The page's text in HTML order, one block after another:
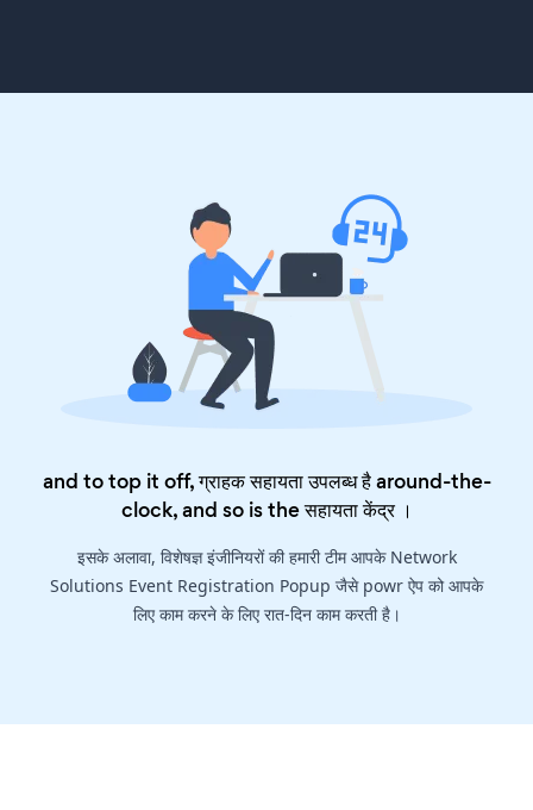
and to top it off, ग्राहक सहायता उपलब्ध है around-the-
clock, and so is theसहायता केंद्र।
इसके अलावा, विशेषज्ञ इंजीनियरों की हमारी टीम आपके Network
Solutions Event Registration Popup जैसे powr ऐप को आपके
लिए काम करने के लिए रात-दिन काम करती है।